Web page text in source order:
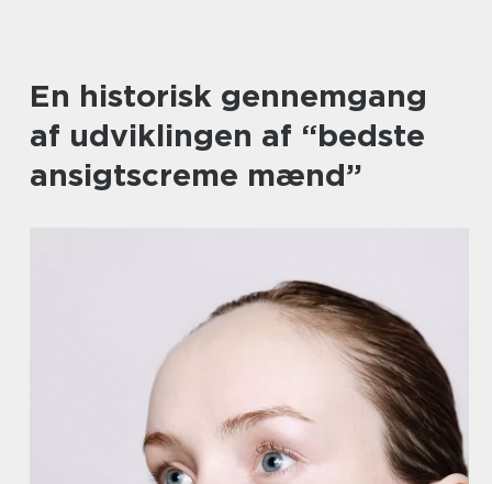
En historisk gennemgang
af udviklingen af “bedste
ansigtscreme mænd”